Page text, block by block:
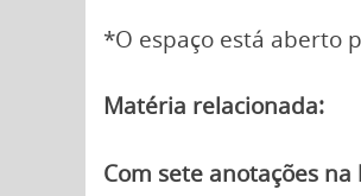
*O espaço está aberto
Matéria relacionada:
Com sete anotações